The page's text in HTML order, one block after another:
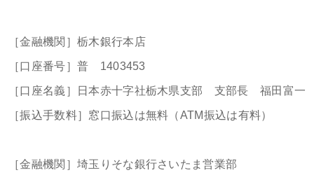
［金融機関］栃木銀行本店
［口座番号］普 1403453
［口座名義］日本赤十字社栃木県支部 支部長 福田富一
［振込手数料］窓口振込は無料（ATM振込は有料）
［金融機関］埼玉りそな銀行さいたま営業部